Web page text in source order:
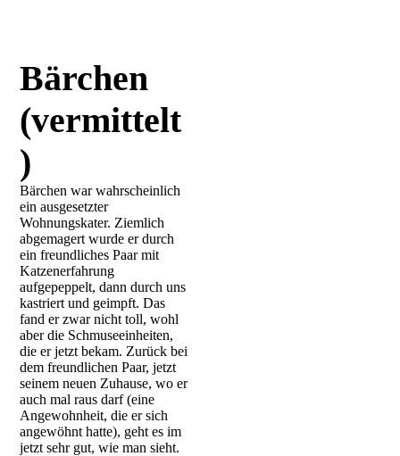
Bärchen
(vermittelt
)
Bärchen war wahrscheinlich
ein ausgesetzter
Wohnungskater. Ziemlich
abgemagert wurde er durch
ein freundliches Paar mit
Katzenerfahrung
aufgepeppelt, dann durch uns
kastriert und geimpft. Das
fand er zwar nicht toll, wohl
aber die Schmuseeinheiten,
die er jetzt bekam. Zurück bei
dem freundlichen Paar, jetzt
seinem neuen Zuhause, wo er
auch mal raus darf (eine
Angewohnheit, die er sich
angewöhnt hatte), geht es im
jetzt sehr gut, wie man sieht.